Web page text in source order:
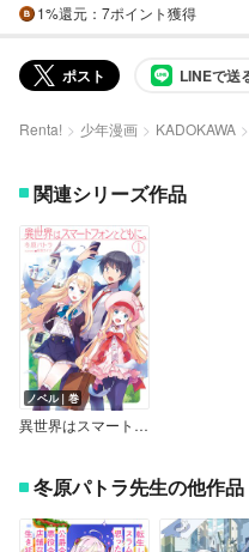
1%還元 ：7ポイント獲得
ポスト LINEで送
Renta! 少年漫画 KADOKAWA
関連シリーズ作品
ノベル｜巻
異世界はスマートフォンとともに。
冬原パトラ先生の他作品